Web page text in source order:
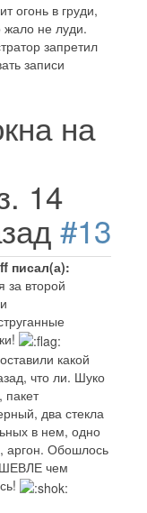
огонь в груди,
жало не луди.
запретил
записи
на
14
#13
писал(а):
за второй
какой
что ли. Шуко
два стекла
в нем, одно
аргон. Обошлось
чем